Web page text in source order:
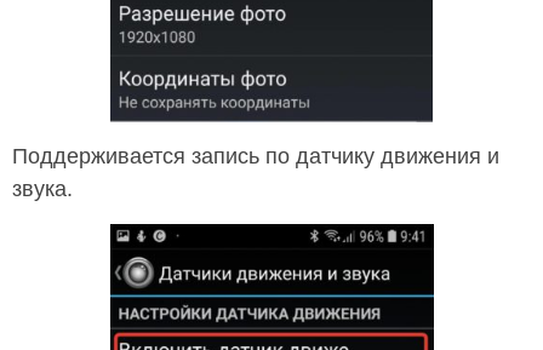
Поддерживается запись по датчику движения и
звука.